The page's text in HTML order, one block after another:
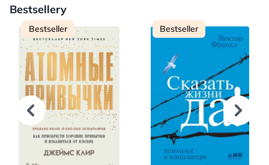
Bestsellery
Bestseller Bestseller